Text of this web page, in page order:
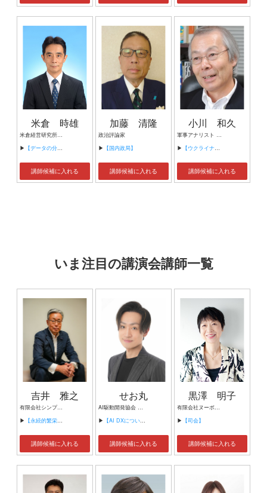
米倉 時雄
米倉経営研究所 代表
▶ 【データの分析・解釈】
講師候補に入れる
加藤 清隆
政治評論家
▶ 【国内政局】
講師候補に入れる
小川 和久
軍事アナリスト 静岡県立大学 特任教授 特定非営利活動法人 国際変動研究所 理事長
▶ 【ウクライナ戦争】
講師候補に入れる
いま注目の講演会講師一覧
吉井 雅之
有限会社シンプルタスク 代表取締役 習慣形成コンサルタント
▶ 【永続的繁栄の組織づくり】
講師候補に入れる
せお丸
AI駆動開発協会 代表理事 サイバーフリークス株式会社 代表取締役
▶ 【AI DXについて】
講師候補に入れる
黒澤 明子
有限会社ヌーボヌール代表取締役
▶ 【司会】
講師候補に入れる